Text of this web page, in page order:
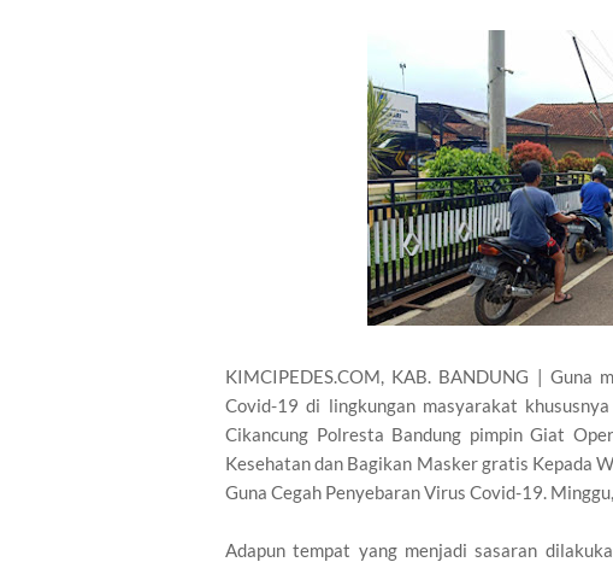
KIMCIPEDES.COM, KAB. BANDUNG | Guna
Covid-19 di lingkungan masyarakat
Cikancung Polresta Bandung pimpin Giat
Kesehatan dan Bagikan Masker gratis Kepada
Guna Cegah Penyebaran Virus Covid-19.
Adapun tempat yang menjadi sasaran